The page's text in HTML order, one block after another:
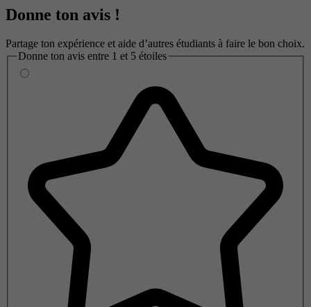
Donne ton avis !
Partage ton expérience et aide d’autres étudiants à faire le bon choix.
Donne ton avis entre 1 et 5 étoiles